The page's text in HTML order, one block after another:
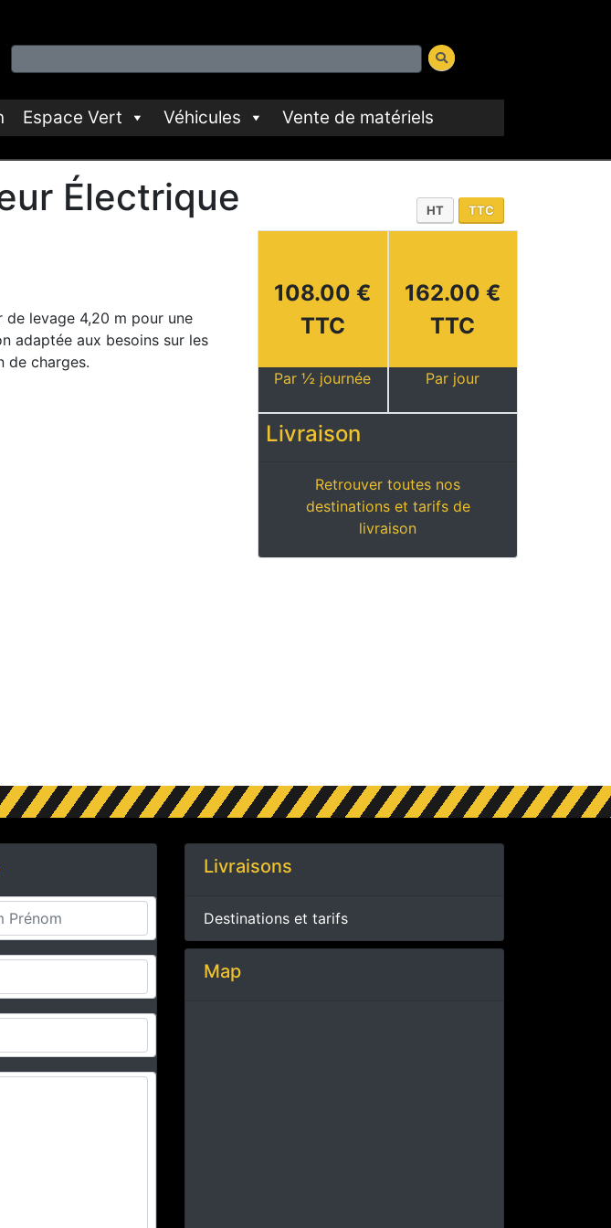
Espace Vert Véhicules Vente de matériels
Électrique
levage 4,20 m pour une
adaptée aux besoins sur les
de charges.
HT TTC
108.00 €
TTC
Par ½ journée
162.00 €
TTC
Par jour
Livraison
Retrouver toutes nos
destinations et tarifs de
livraison
Livraisons
Destinations et tarifs
Map